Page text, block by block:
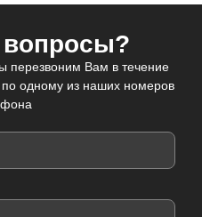
перезвоним Вам в течение
одному из наших номеров